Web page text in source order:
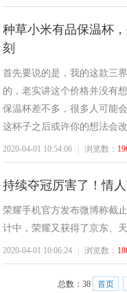
种草小米有品保温杯
刻
首先要说的是，我的这款三
的，老实讲这个价格并没有
保温杯差不多，很多人可能
这杯子之后或许你的想法会改
2020-04-01 10:54:06 浏览数：
持续夺冠厉害了！情
荣耀手机官方发布微博称截
计中，荣耀又获得了京东、
2020-04-01 10:06:24 浏览数：
总数： 38 首页